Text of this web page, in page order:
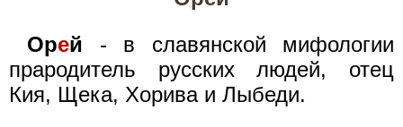
Орей - в славянской мифологии
прародитель русских людей, отец
Кия, Щека, Хорива и Лыбеди.